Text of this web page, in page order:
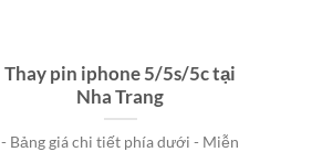
Thay pin iphone 5/5s/5c tại
Nha Trang
- Bảng giá chi tiết phía dưới - Miễn